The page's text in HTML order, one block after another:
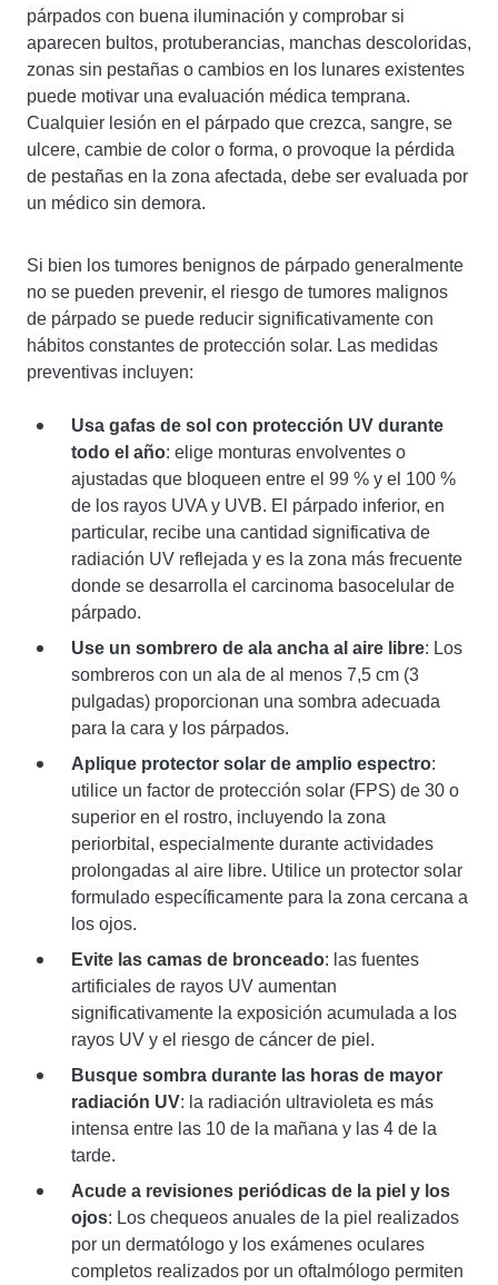
párpados con buena iluminación y comprobar si
aparecen bultos, protuberancias, manchas descoloridas,
zonas sin pestañas o cambios en los lunares existentes
puede motivar una evaluación médica temprana.
Cualquier lesión en el párpado que crezca, sangre, se
ulcere, cambie de color o forma, o provoque la pérdida
de pestañas en la zona afectada, debe ser evaluada por
un médico sin demora.
Si bien los tumores benignos de párpado generalmente
no se pueden prevenir, el riesgo de tumores malignos
de párpado se puede reducir significativamente con
hábitos constantes de protección solar. Las medidas
preventivas incluyen:
Usa gafas de sol con protección UV durante
todo el año: elige monturas envolventes o
ajustadas que bloqueen entre el 99 % y el 100 %
de los rayos UVA y UVB. El párpado inferior, en
particular, recibe una cantidad significativa de
radiación UV reflejada y es la zona más frecuente
donde se desarrolla el carcinoma basocelular de
párpado.
Use un sombrero de ala ancha al aire libre: Los
sombreros con un ala de al menos 7,5 cm (3
pulgadas) proporcionan una sombra adecuada
para la cara y los párpados.
Aplique protector solar de amplio espectro:
utilice un factor de protección solar (FPS) de 30 o
superior en el rostro, incluyendo la zona
periorbital, especialmente durante actividades
prolongadas al aire libre. Utilice un protector solar
formulado específicamente para la zona cercana a
los ojos.
Evite las camas de bronceado: las fuentes
artificiales de rayos UV aumentan
significativamente la exposición acumulada a los
rayos UV y el riesgo de cáncer de piel.
Busque sombra durante las horas de mayor
radiación UV: la radiación ultravioleta es más
intensa entre las 10 de la mañana y las 4 de la
tarde.
Acude a revisiones periódicas de la piel y los
ojos: Los chequeos anuales de la piel realizados
por un dermatólogo y los exámenes oculares
completos realizados por un oftalmólogo permiten